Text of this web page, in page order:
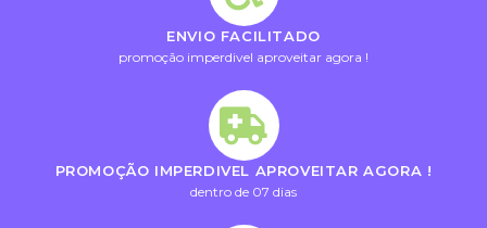
ENVIO FACILITADO
promoção imperdivel aproveitar agora !
PROMOÇÃO IMPERDIVEL APROVEITAR AGORA !
dentro de 07 dias